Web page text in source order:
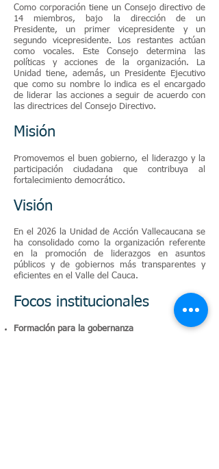
Como corporación tiene un Consejo directivo de
14 miembros, bajo la dirección de un
Presidente, un primer vicepresidente y un
segundo vicepresidente. Los restantes actúan
como vocales. Este Consejo determina las
políticas y acciones de la organización. La
Unidad tiene, además, un Presidente Ejecutivo
que como su nombre lo indica es el encargado
de liderar las acciones a seguir de acuerdo con
las directrices del Consejo Directivo.
Misión
Promovemos el buen gobierno, el liderazgo y la
participación ciudadana que contribuya al
fortalecimiento democrático.
Visión
En el 2026 la Unidad de Acción Vallecaucana se
ha consolidado como la organización referente
en la promoción de liderazgos en asuntos
públicos y de gobiernos más transparentes y
eficientes en el Valle del Cauca.
Focos institucionales
Formación para la gobernanza